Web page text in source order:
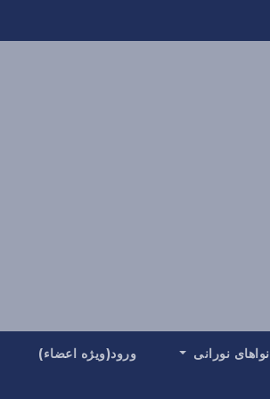
نواهای نورانی ورود(ویژه اعضاء)